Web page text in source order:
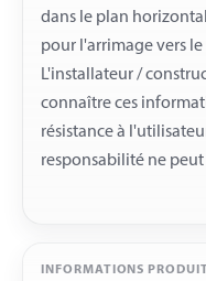
dans le plan
pour l'arrimage vers
L'installateur /
connaître ces
résistance à
INFORMATIONS